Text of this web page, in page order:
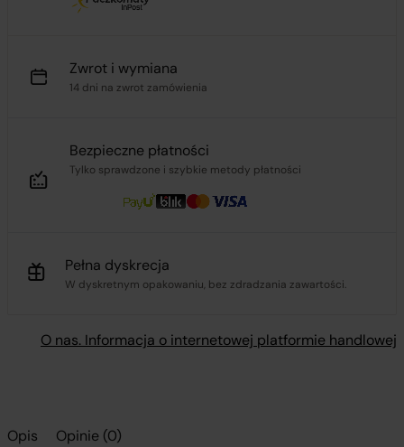
Zwrot i wymiana
14 dni na zwrot zamówienia
Bezpieczne płatności
Tylko sprawdzone i szybkie metody płatności
Pełna dyskrecja
W dyskretnym opakowaniu, bez zdradzania zawartości.
O nas. Informacja o internetowej platformie handlowej
Opis Opinie (0)